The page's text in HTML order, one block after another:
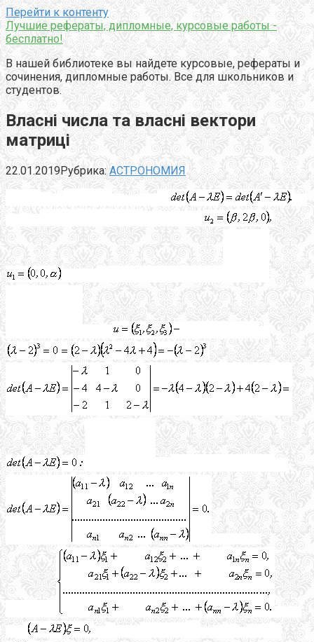
Перейти к контенту
Лучшие рефераты, дипломные, курсовые работы -
бесплатно!
В нашей библиотеке вы найдете курсовые, рефераты и
сочинения, дипломные работы. Все для школьников и
студентов.
Власні числа та власні вектори
матриці
22.01.2019Рубрика: АСТРОНОМИЯ